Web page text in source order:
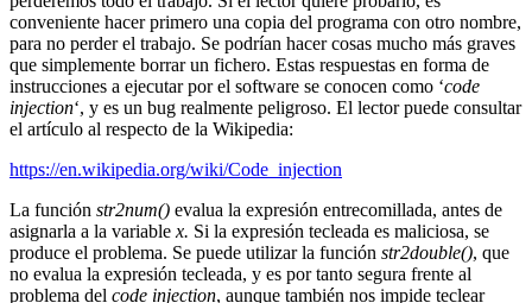
conveniente hacer primero una copia del programa con otro nombre,
para no perder el trabajo. Se podrían hacer cosas mucho más graves
que simplemente borrar un fichero. Estas respuestas en forma de
instrucciones a ejecutar por el software se conocen como ‘code
injection‘, y es un bug realmente peligroso. El lector puede consultar
el artículo al respecto de la Wikipedia:
https://en.wikipedia.org/wiki/Code_injection
La función str2num() evalua la expresión entrecomillada, antes de
asignarla a la variable x. Si la expresión tecleada es maliciosa, se
produce el problema. Se puede utilizar la función str2double(), que
no evalua la expresión tecleada, y es por tanto segura frente al
problema del code injection, aunque también nos impide teclear